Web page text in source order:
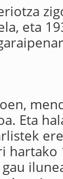
eta
Eta
hartako